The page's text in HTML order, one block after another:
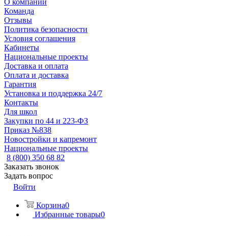
О компании
Команда
Отзывы
Политика безопасности
Условия соглашения
Кабинеты
Национальные проекты
Доставка и оплата
Оплата и доставка
Гарантия
Установка и поддержка 24/7
Контакты
Для школ
Закупки по 44 и 223-ФЗ
Приказ №838
Новостройки и капремонт
Национальные проекты
8 (800) 350 68 82
Заказать звонок
Задать вопрос
Войти
Корзина0
Избранные товары0